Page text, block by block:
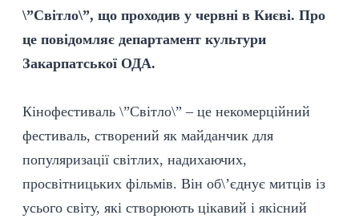
\”Світло\”, що проходив у червні в Києві. Про
це повідомляє департамент культури
Закарпатської ОДА.
Кінофестиваль \”Світло\” – це некомерційний
фестиваль, створений як майданчик для
популяризації світлих, надихаючих,
просвітницьких фільмів. Він об\’єднує митців із
усього світу, які створюють цікавий і якісний